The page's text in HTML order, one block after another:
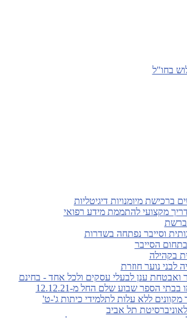
בחו"ל
מקצועי להתממת מידע רפואי
ברשת
וסייבר נפתחה בשדרות
בקהילה
לבני נוער חוזרת
ואבטחת ענן לבעלי עסקים ולכל אחד - בחינם
הספר שבוע שלם החל מ-12.12.21
מקוונים ללא עלות לתלמידי כיתות ג'-ט'